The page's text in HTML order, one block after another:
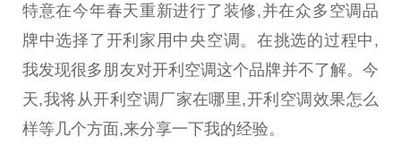
特意在今年春天重新进行了装修,并在众多空调品
牌中选择了开利家用 中央空调。在挑选的过程中,
我发现很多朋友对开利空调这个品牌并不了解。今
天,我将从开利空调厂家在哪里,开利空调效果怎么
样等几个方面,来分享一下我的经验。